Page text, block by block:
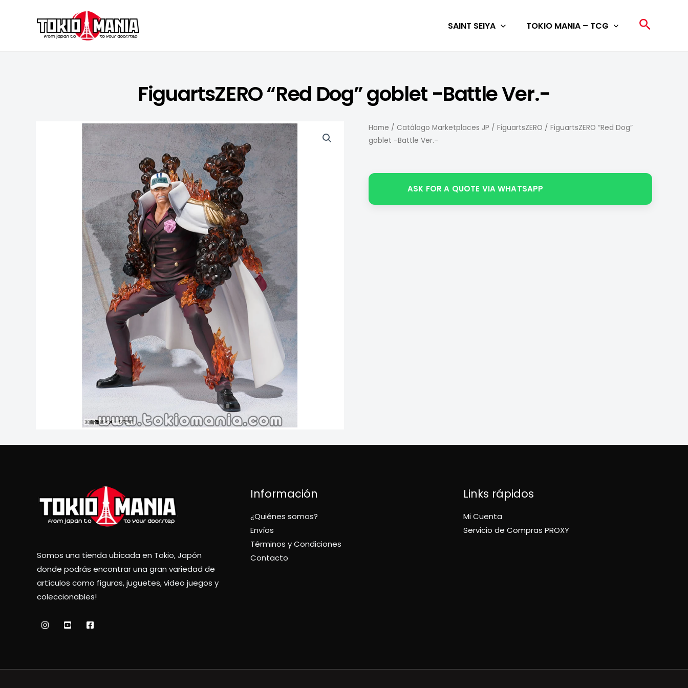
SAINT SEIYA TOKIO MANIA – TCG Search
FiguartsZERO “Red Dog” goblet -Battle Ver.-
Home /Catálogo Marketplaces JP /FiguartsZERO / FiguartsZERO “Red Dog”
goblet -Battle Ver.-
ASK FOR A QUOTE VIA WHATSAPP
Somos una tienda ubicada en Tokio, Japón
donde podrás encontrar una gran variedad de
artículos como figuras, juguetes, video juegos y
coleccionables!
Información
¿Quiénes somos?
Envíos
Términos y Condiciones
Contacto
Links rápidos
Mi Cuenta
Servicio de Compras PROXY